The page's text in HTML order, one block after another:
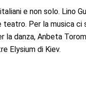
e non solo. Lino
Per la musica ci
la danza, Anbeta
Elysium di Kiev.